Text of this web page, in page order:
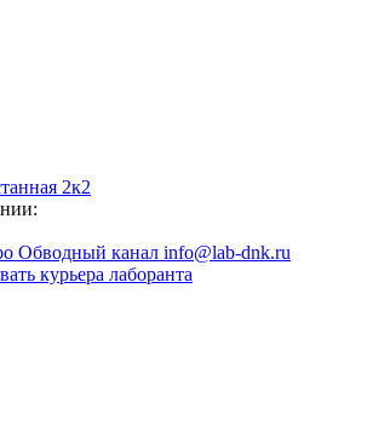
2к2
Обводный канал info@lab-dnk.ru
курьера лаборанта